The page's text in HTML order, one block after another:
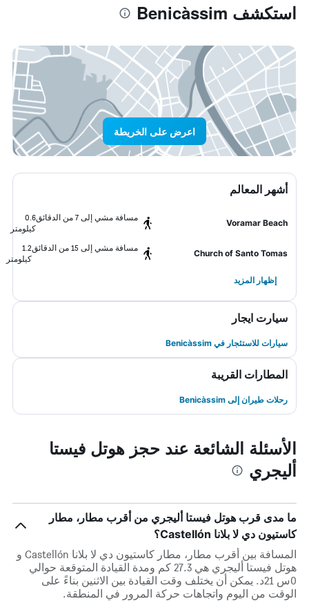
استكشف Benicàssim
اعرض على الخريطة
أشهر المعالم
Voramar Beach
مسافة مشي إلى 7 من الدقائق
0.6
كيلومتر
Church of Santo Tomas
مسافة مشي إلى 15 من الدقائق
1.2
كيلومتر
إظهار المزيد
سيارت ايجار
سيارات للاستئجار في Benicàssim
المطارات القريبة
رحلات طيران إلى Benicàssim
الأسئلة الشائعة عند حجز هوتل فيستا
أليجري
ما مدى قرب هوتل فيستا أليجري من أقرب مطار، مطار
كاستيون دي لا بلانا Castellón؟
المسافة بين أقرب مطار، مطار كاستيون دي لا بلانا Castellón و
هوتل فيستا أليجري هي 27.3 كم ومدة القيادة المتوقعة حوالي
0س 21د. يمكن أن يختلف وقت القيادة بين الاثنين بناءً على
الوقت من اليوم واتجاهات حركة المرور في المنطقة.